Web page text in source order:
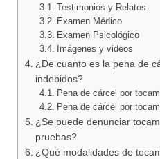
Testimonios y Relatos
Examen Médico
Examen Psicológico
Imágenes y videos
¿De cuanto es la pena de
indebidos?
Pena de cárcel por
Pena de cárcel por
¿Se puede denunciar
pruebas?
¿Qué modalidades de